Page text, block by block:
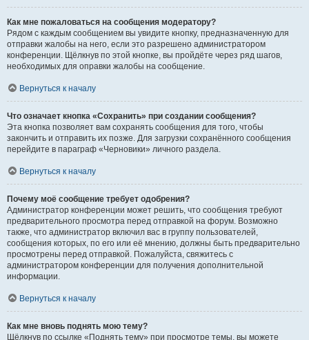
Как мне пожаловаться на сообщения модератору?
Рядом с каждым сообщением вы увидите кнопку, предназначенную для
отправки жалобы на него, если это разрешено администратором
конференции. Щёлкнув по этой кнопке, вы пройдёте через ряд шагов,
необходимых для оправки жалобы на сообщение.
Вернуться к началу
Что означает кнопка «Сохранить» при создании сообщения?
Эта кнопка позволяет вам сохранять сообщения для того, чтобы
закончить и отправить их позже. Для загрузки сохранённого сообщения
перейдите в параграф «Черновики» личного раздела.
Вернуться к началу
Почему моё сообщение требует одобрения?
Администратор конференции может решить, что сообщения требуют
предварительного просмотра перед отправкой на форум. Возможно
также, что администратор включил вас в группу пользователей,
сообщения которых, по его или её мнению, должны быть предварительно
просмотрены перед отправкой. Пожалуйста, свяжитесь с
администратором конференции для получения дополнительной
информации.
Вернуться к началу
Как мне вновь поднять мою тему?
Щёлкнув по ссылке «Поднять тему» при просмотре темы, вы можете